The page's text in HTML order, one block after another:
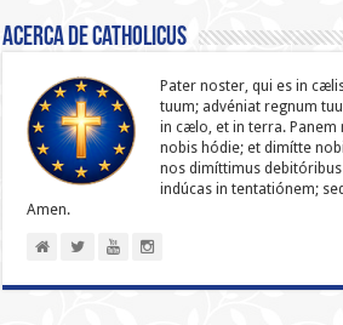
Acerca de catholicus
Pater noster, qui es in
tuum; advéniat regnum
in cælo, et in terra.
nobis hódie; et dimítte
nos dimíttimus
indúcas in ten­ta­tiónem;
Amen.